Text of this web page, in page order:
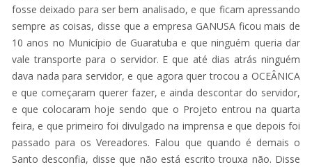
fosse deixado para ser bem analisado, e que ficam apressando
sempre as coisas, disse que a empresa GANUSA ficou mais de
10 anos no Município de Guaratuba e que ninguém queria dar
vale transporte para o servidor. E que até dias atrás ninguém
dava nada para servidor, e que agora quer trocou a OCEÂNICA
e que começaram querer fazer, e ainda descontar do servidor,
e que colocaram hoje sendo que o Projeto entrou na quarta
feira, e que primeiro foi divulgado na imprensa e que depois foi
passado para os Vereadores. Falou que quando é demais o
Santo desconfia, disse que não está escrito trouxa não. Disse